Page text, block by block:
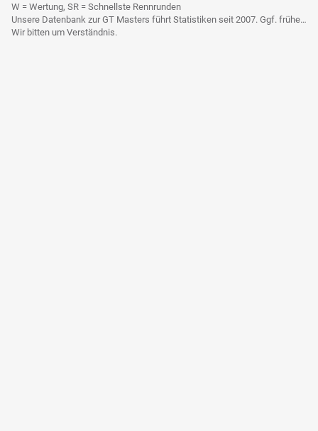
W = Wertung, SR = Schnellste Rennrunden
Unsere Datenbank zur GT Masters führt Statistiken seit 2007. Ggf. frühere Daten sind derzeit noch nicht berücksichtigt.
Wir bitten um Verständnis.